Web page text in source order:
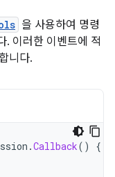
을 사용하여 명령
. 이러한 이벤트에 적
니다.
.Callback()
{